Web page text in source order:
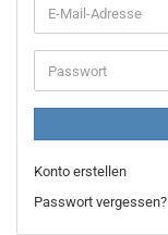
E-
Mail-
Adresse
Passwort
Konto erstellen
Passwort vergessen?